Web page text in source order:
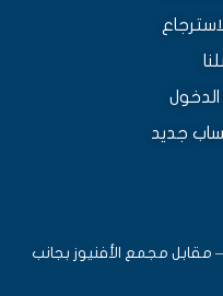
جديد
الكويت – الري -قطعة 1 – قسيمة 1537 – مقابل مجمع الأفنيوز بجانب